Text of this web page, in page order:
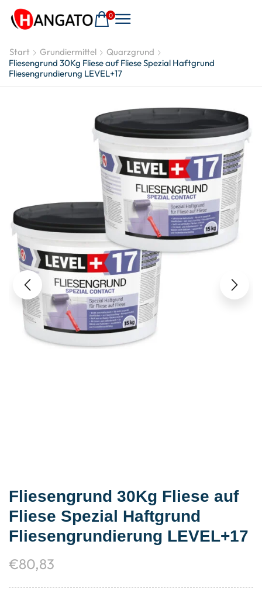
0
Start Grundiermittel
Quarzgrund
Fliesengrund 30Kg Fliese auf Fliese Spezial Haftgrund
Fliesengrundierung LEVEL+17
Fliesengrund 30Kg Fliese auf
Fliese Spezial Haftgrund
Fliesengrundierung LEVEL+17
€80,83